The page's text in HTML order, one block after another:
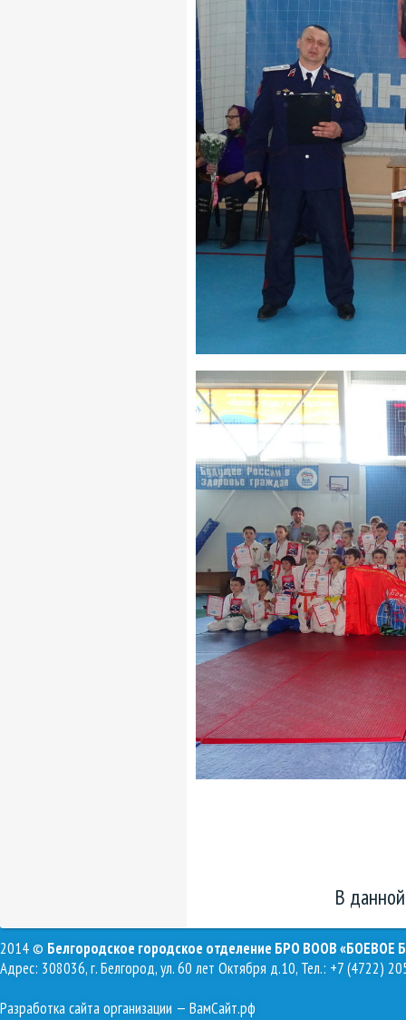
В
2014 © Белгородское городское отделение БРО ВООВ «БОЕВОЕ
Адрес: 308036, г. Белгород, ул. 60 лет Октября д.10, Тел.: +7 (4722)
Разработка сайта организации — ВамСайт.рф